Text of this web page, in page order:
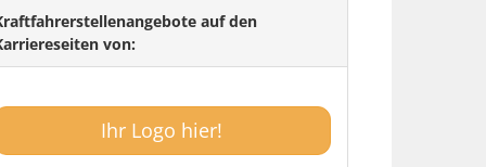
auf den
von:
Ihr Logo hier!